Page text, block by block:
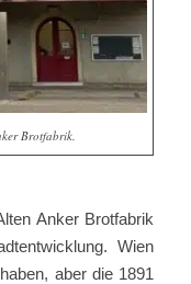
Brotfabrik.
Anker Brotfabrik
Wien
aber die 1891